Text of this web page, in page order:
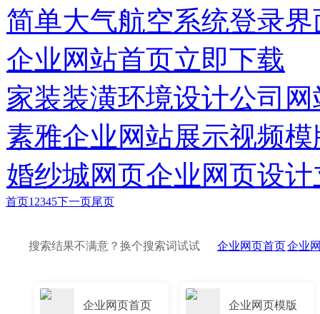
简单大气航空系统登录
企业网站首页立即下载
家装装潢环境设计公司
素雅企业网站展示视频模
婚纱城网页企业网页设计
首页1 2345下一页尾页
搜索结果不满意？换个搜索词试试 企业网页首页企业
企业网页首页 企业网页模版